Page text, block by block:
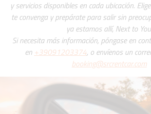
y servicios disponibles en cada ubicación.
te convenga y prepárate para salir sin
ya estamos allí, Next to
Si necesita más información, póngase en
en +39091203374, o envíenos un
booking@srcrentcar.com